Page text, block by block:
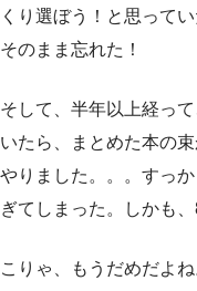
くり選ぼう！と思ってい
そのまま忘れた！
そして、半年以上経っ
いたら、まとめた本の
やりました。。。すっ
ぎてしまった。しかも、
こりゃ、もうだめだよ